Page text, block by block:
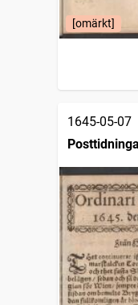
[omärkt]
1645-05-07